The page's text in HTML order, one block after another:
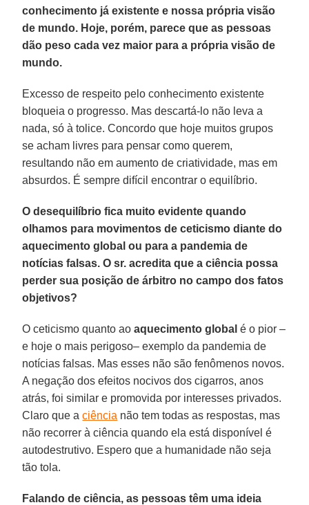
conhecimento já existente e nossa própria visão
de mundo. Hoje, porém, parece que as pessoas
dão peso cada vez maior para a própria visão de
mundo.
Excesso de respeito pelo conhecimento existente
bloqueia o progresso. Mas descartá-lo não leva a
nada, só à tolice. Concordo que hoje muitos grupos
se acham livres para pensar como querem,
resultando não em aumento de criatividade, mas em
absurdos. É sempre difícil encontrar o equilíbrio.
O desequilíbrio fica muito evidente quando
olhamos para movimentos de ceticismo diante do
aquecimento global ou para a pandemia de
notícias falsas. O sr. acredita que a ciência possa
perder sua posição de árbitro no campo dos fatos
objetivos?
O ceticismo quanto aoaquecimento global é o pior –
e hoje o mais perigoso– exemplo da pandemia de
notícias falsas. Mas esses não são fenômenos novos.
A negação dos efeitos nocivos dos cigarros, anos
atrás, foi similar e promovida por interesses privados.
Claro que aciência não tem todas as respostas, mas
não recorrer à ciência quando ela está disponível é
autodestrutivo. Espero que a humanidade não seja
tão tola.
Falando de ciência, as pessoas têm uma ideia